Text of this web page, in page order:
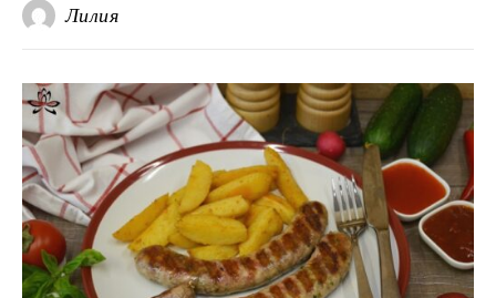
Лилия